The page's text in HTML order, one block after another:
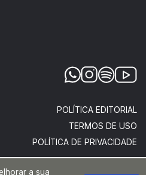
POLÍTICA EDITORIAL
TERMOS DE USO
POLÍTICA DE PRIVACIDADE
a sua